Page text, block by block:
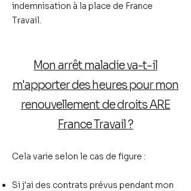
indemnisation à la place de France
Travail.
Mon arrêt maladie va-t-il
m'apporter des heures pour mon
renouvellement de droits ARE
France Travail ?
Cela varie selon le cas de figure :
Si j'ai des contrats prévus pendant mon